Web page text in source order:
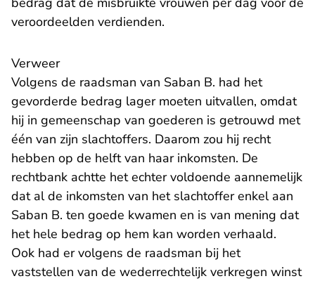
veroordeelden verdienden.
Verweer
Volgens de raadsman van Saban B. had het
gevorderde bedrag lager moeten uitvallen, omdat
hij in gemeenschap van goederen is getrouwd met
één van zijn slachtoffers. Daarom zou hij recht
hebben op de helft van haar inkomsten. De
rechtbank achtte het echter voldoende aannemelijk
dat al de inkomsten van het slachtoffer enkel aan
Saban B. ten goede kwamen en is van mening dat
het hele bedrag op hem kan worden verhaald.
Ook had er volgens de raadsman bij het
vaststellen van de wederrechtelijk verkregen winst